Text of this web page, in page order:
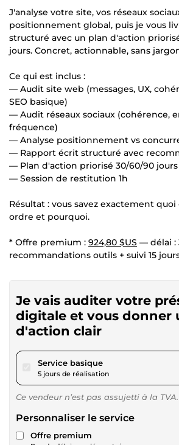
J'analyse votre site, vos réseaux
positionnement global, puis je vous
structuré avec un plan d'action
jours. Concret, actionnable, sans
Ce qui est inclus :
— Audit site web (messages, UX,
SEO basique)
— Audit réseaux sociaux (cohérence,
fréquence)
— Analyse positionnement vs
— Rapport écrit structuré avec
— Plan d'action priorisé 30/60/90 jours
— Session de restitution 1h
Résultat : vous savez exactement
ordre et pourquoi.
* Offre premium : 924,80 $US — délai :
recommandations outils + suivi 15
Je vais auditer votre
digitale et vous donner
d'action clair
Service basiquepour 520,20 $US
5 jours de réalisation
Ce vendeur n’est pas assujetti à la TVA.
Personnaliser le service
Offre premium